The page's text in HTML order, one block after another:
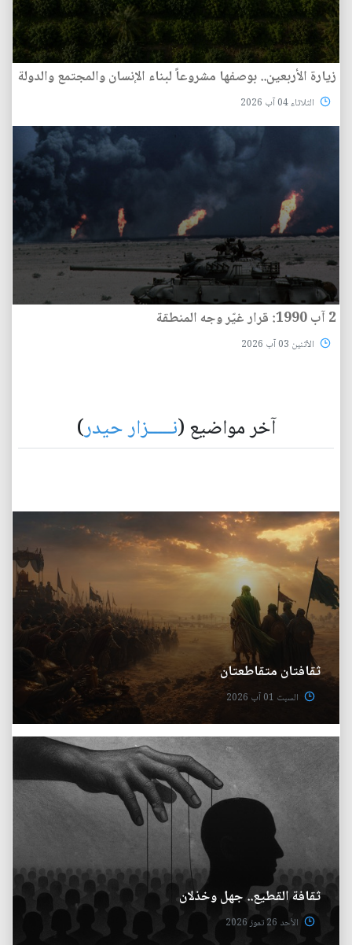
زيارة الأربعين.. بوصفها مشروعاً لبناء الإنسان والمجتمع والدولة
الثلاثاء 04 آب 2026
2 آب 1990: قرار غيّر وجه المنطقة
الأثنين 03 آب 2026
آخر مواضيع (نـــــزار حيدر)
ثقافتان متقاطعتان
السبت 01 آب 2026
ثقافة القطيع.. جهل وخذلان
الأحد 26 تموز 2026